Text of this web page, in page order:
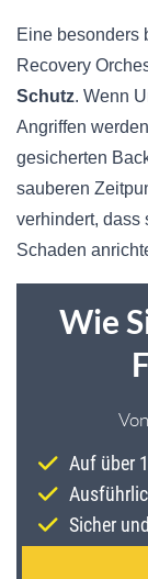
Eine besonders
Recovery
Schutz. Wenn
Angriffen
gesicherten
sauberen
verhindert, dass
Schaden